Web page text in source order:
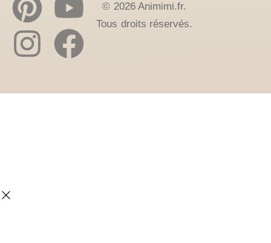
© 2026 Animimi.fr.
Tous droits réservés.